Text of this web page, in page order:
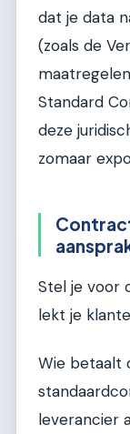
dat je data
(zoals de
Standard
deze
zomaar
Stel je voor
lekt je
Wie betaalt
leverancier